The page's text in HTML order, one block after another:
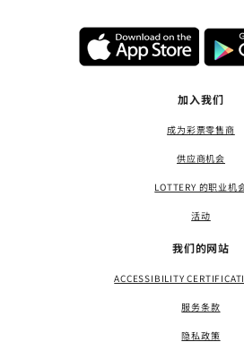
加入我们
成为彩票零售商
供应商机会
LOTTERY 的职业机
活动
我们的网站
ACCESSIBILITY
服务条款
隐私政策